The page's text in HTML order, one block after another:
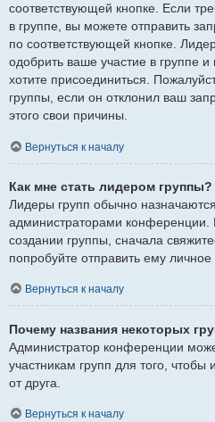
соответствующей кнопке. Если
в группе, вы можете отправить
по соответствующей кнопке.
одобрить ваше участие в группе
хотите присоединиться.
группы, если он отклонил ваш
этого свои причины.
Вернуться к началу
Как мне стать лидером группы?
Лидеры групп обычно
администраторами конференции.
создании группы, сначала
попробуйте отправить ему
Вернуться к началу
Почему названия некоторых
Администратор конференции
участникам групп для того,
от друга.
Вернуться к началу